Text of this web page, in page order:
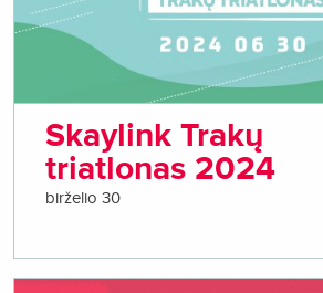
Skaylink Trakų
triatlonas 2024
birželio 30